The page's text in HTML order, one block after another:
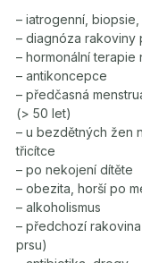
– iatrogenní, biopsie,
– diagnóza rakoviny
– hormonální terapie
– antikoncepce
– předčasná
(> 50 let)
– u bezdětných žen
třicítce
– po nekojení dítěte
– obezita, horší po
– alkoholismus
– předchozí
prsu)